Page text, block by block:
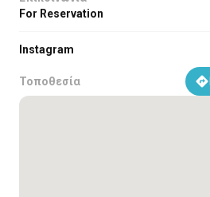
For Reservation
Instagram
Τοποθεσία